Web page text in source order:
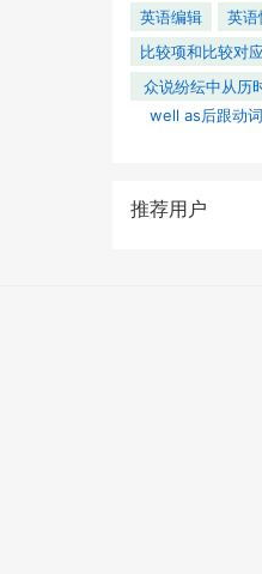
英语编辑
英语
比较项和比较对
众说纷纭中从历
well as后跟动
推荐用户